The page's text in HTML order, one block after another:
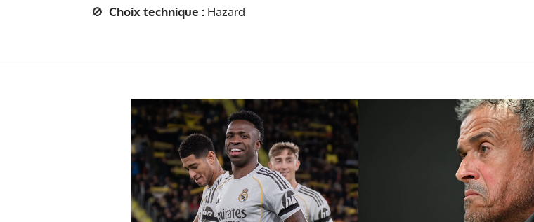
🚫 Choix technique : Hazard